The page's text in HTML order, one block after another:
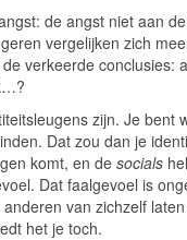
de angst niet aan
vergelijken zich
verkeerde conclusies:
zijn. Je bent
Dat zou dan je
komt, en desocials
Dat faalgevoel is
van zichzelf
het je toch.